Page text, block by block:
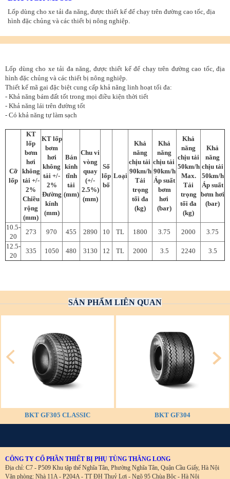
Lốp dùng cho xe tải đa năng, được thiết kế để chạy trên đường cao tốc, địa
hình đặc chủng và các thiết bị nông nghiệp.
Lốp dùng cho xe tải đa năng, được thiết kế để chạy trên đường cao tốc, địa
hình đặc chủng và các thiết bị nông nghiệp.
Thiết kế mã gai đặc biệt cung cấp khả năng linh hoạt tối đa:
- Khả năng bám đất tốt trong mọi điều kiện thời tiết
- Khả năng lái trên đường tốt
- Có khả năng tự làm sạch
Cỡ
lốp
KT
lốp
bơm
hơi
không
tải +/-
2%
Chiều
rộng
(mm)
KT lốp
bơm
hơi
không
tải +/-
2%
Đường
kính
(mm)
Bán
kính
tĩnh
tải
(mm)
Chu vi
vòng
quay
(+/-
2.5%)
(mm)
Số
lốp
bố
Loại
Khả
năng
chịu tải
90km/h
Tải
trọng
tối đa
(kg)
Khả
năng
chịu tải
90km/h
Áp suất
bơm
hơi
(bar)
Khả
năng
chịu tải
50km/h
Max.
Tải
trọng
tối đa
(kg)
Khả
năng
chịu tải
50km/h
Áp suất
bơm hơi
(bar)
10.5-
20
273 970 455 2890 10 TL 1800 3.75 2000
3.75
12.5-
20
335 1050 480 3130 12 TL 2000 3.5 2240 3.5
SẢN PHẨM LIÊN QUAN
BKT GF305 CLASSIC BKT GF304
CÔNG TY CỔ PHẦN THIẾT BỊ PHỤ TÙNG THĂNG LONG
Địa chỉ: C7 - P509 Khu tập thể Nghĩa Tân, Phường Nghĩa Tân, Quận Cầu Giấy, Hà Nội
Văn phòng: Nhà 11A - P204A - TT ĐH Thuỷ Lợi - Ngõ 95 Chùa Bộc - Hà Nội